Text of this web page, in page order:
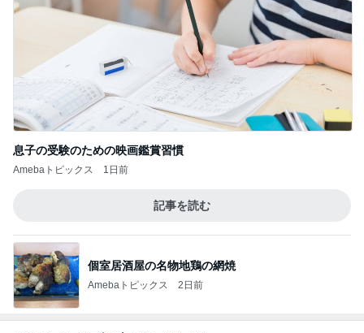
Amebaトピックス
記事を読む
個室居酒屋の名物地鶏の網焼
Amebaトピックス 2日前
1
液検査の結果は金曜日に
記〜
気づいたら370万円も購入していたメモリ株